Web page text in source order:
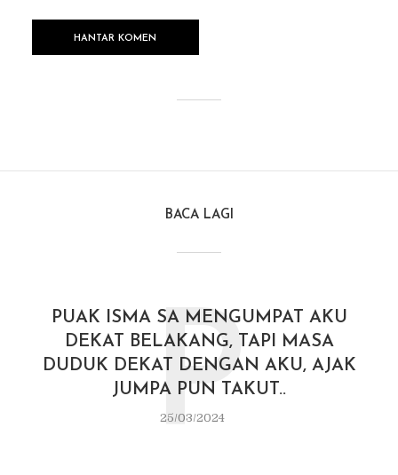
BACA LAGI
PUAK ISMA SA MENGUMPAT AKU
DEKAT BELAKANG, TAPI MASA
DUDUK DEKAT DENGAN AKU, AJAK
JUMPA PUN TAKUT..
25/03/2024
P